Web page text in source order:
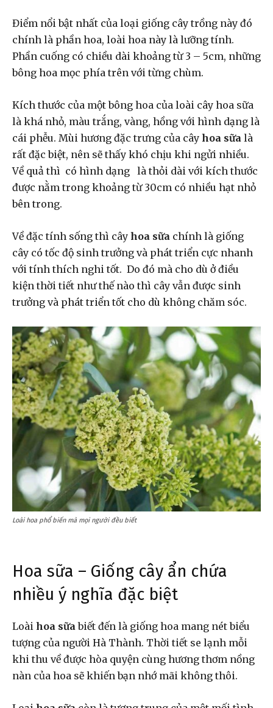
Điểm nổi bật nhất của loại giống cây trồng này đó
chính là phần hoa, loài hoa này là lưỡng tính.
Phần cuống có chiều dài khoảng từ 3 – 5cm, những
bông hoa mọc phía trên với từng chùm.
Kích thước của một bông hoa của loài cây hoa sữa
là khá nhỏ, màu trắng, vàng, hồng với hình dạng là
cái phễu. Mùi hương đặc trưng của cây hoa sữa là
rất đặc biệt, nên sẽ thấy khó chịu khi ngửi nhiều.
Về quả thì có hình dạng là thỏi dài với kích thước
được nằm trong khoảng từ 30cm có nhiều hạt nhỏ
bên trong.
Về đặc tính sống thì cây hoa sữa chính là giống
cây có tốc độ sinh trưởng và phát triển cực nhanh
với tính thích nghi tốt. Do đó mà cho dù ở điều
kiện thời tiết như thế nào thì cây vẫn được sinh
trưởng và phát triển tốt cho dù không chăm sóc.
Loài hoa phổ biến mà mọi người đều biết
Hoa sữa – Giống cây ẩn chứa
nhiều ý nghĩa đặc biệt
Loài hoa sữa biết đến là giống hoa mang nét biểu
tượng của người Hà Thành. Thời tiết se lạnh mỗi
khi thu về được hòa quyện cùng hương thơm nồng
nàn của hoa sẽ khiến bạn nhớ mãi không thôi.